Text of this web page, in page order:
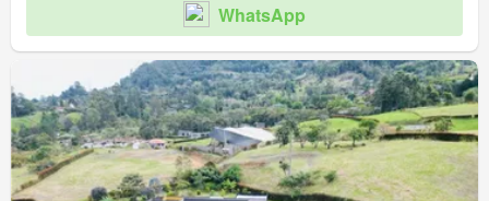
WhatsApp